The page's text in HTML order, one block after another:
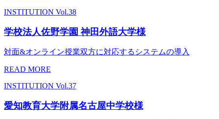
INSTITUTION Vol.38
学校法人佐野学園 神田外語大学様
対面&オンライン授業双方に対応するシステムの導入
READ MORE
INSTITUTION Vol.37
愛知教育大学附属名古屋中学校様